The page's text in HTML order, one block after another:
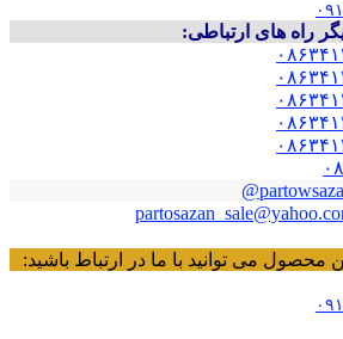
راه های ارتباطی:
می توانید با ما در ارتباط باشید: